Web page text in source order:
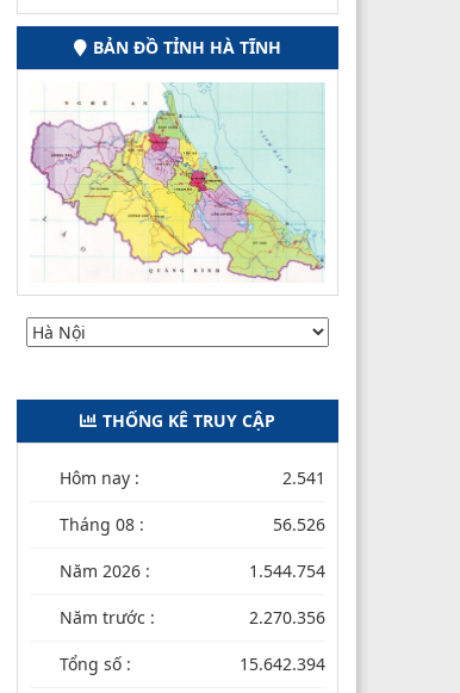
BẢN ĐỒ TỈNH HÀ TĨNH
THỐNG KÊ TRUY CẬP
Hôm nay : 2.541
Tháng 08 : 56.526
Năm 2026 : 1.544.754
Năm trước : 2.270.356
Tổng số : 15.642.394